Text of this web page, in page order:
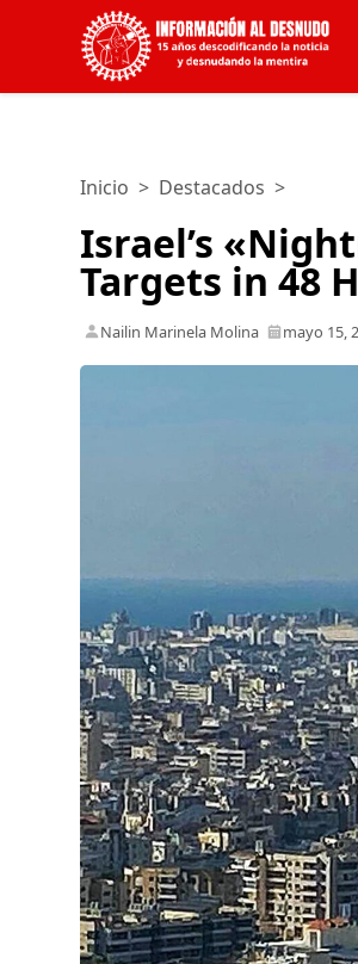
Inicio > Destacados >
Israel’s
Targets in 48
Nailin Marinela Molina mayo 15,